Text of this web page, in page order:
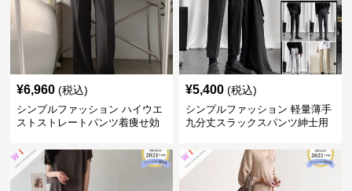
¥6,960 (税込)
シンプルファッション ハイウエ
ストストレートパンツ着痩せ効
¥5,400 (税込)
シンプルファッション 軽量薄手
九分丈スラックスパンツ紳士用